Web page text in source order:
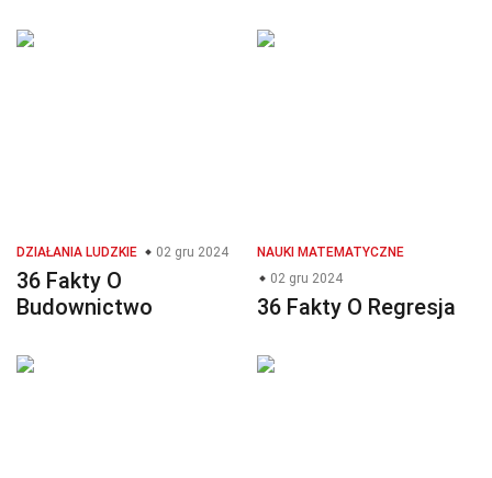
DZIAŁANIA LUDZKIE 02 gru 2024
36 Fakty O
Budownictwo
NAUKI MATEMATYCZNE
02 gru 2024
36 Fakty O Regresja